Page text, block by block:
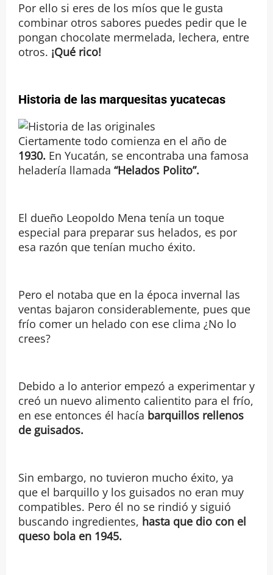
Por ello si eres de los míos que le gusta
combinar otros sabores puedes pedir que le
pongan chocolate mermelada, lechera, entre
otros. ¡Qué rico!
Historia de las marquesitas yucatecas
Ciertamente todo comienza en el año de
1930.En Yucatán, se encontraba una famosa
heladería llamada “Helados Polito”.
El dueño Leopoldo Mena tenía un toque
especial para preparar sus helados, es por
esa razón que tenían mucho éxito.
Pero el notaba que en la época invernal las
ventas bajaron considerablemente, pues que
frío comer un helado con ese clima ¿No lo
crees?
Debido a lo anterior empezó a experimentar y
creó un nuevo alimento calientito para el frío,
en ese entonces él hacía barquillos rellenos
de guisados.
Sin embargo, no tuvieron mucho éxito, ya
que el barquillo y los guisados no eran muy
compatibles. Pero él no se rindió y siguió
buscando ingredientes, hasta que dio con el
queso bola en 1945.